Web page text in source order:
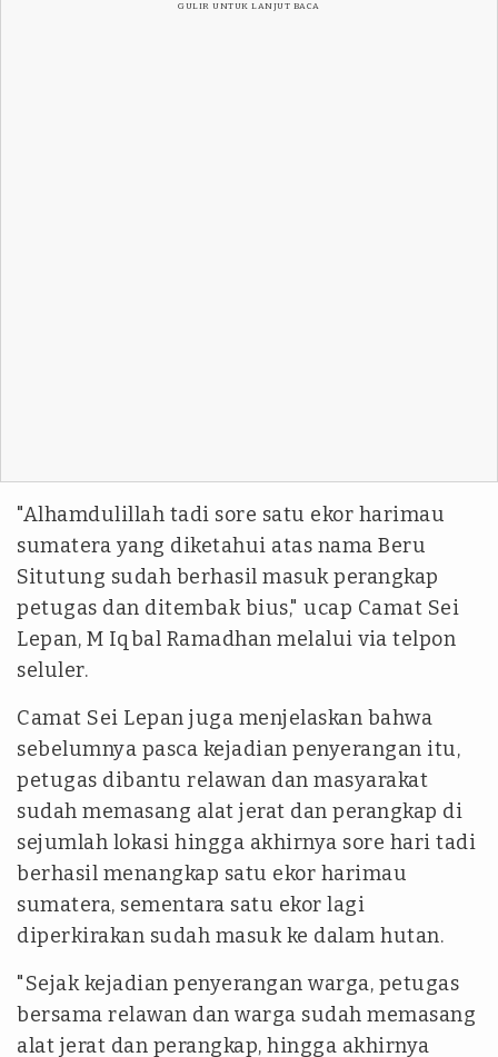
GULIR UNTUK LANJUT BACA
"Alhamdulillah tadi sore satu ekor harimau
sumatera yang diketahui atas nama Beru
Situtung sudah berhasil masuk perangkap
petugas dan ditembak bius," ucap Camat Sei
Lepan, M Iqbal Ramadhan melalui via telpon
seluler.
Camat Sei Lepan juga menjelaskan bahwa
sebelumnya pasca kejadian penyerangan itu,
petugas dibantu relawan dan masyarakat
sudah memasang alat jerat dan perangkap di
sejumlah lokasi hingga akhirnya sore hari tadi
berhasil menangkap satu ekor harimau
sumatera, sementara satu ekor lagi
diperkirakan sudah masuk ke dalam hutan.
"Sejak kejadian penyerangan warga, petugas
bersama relawan dan warga sudah memasang
alat jerat dan perangkap, hingga akhirnya